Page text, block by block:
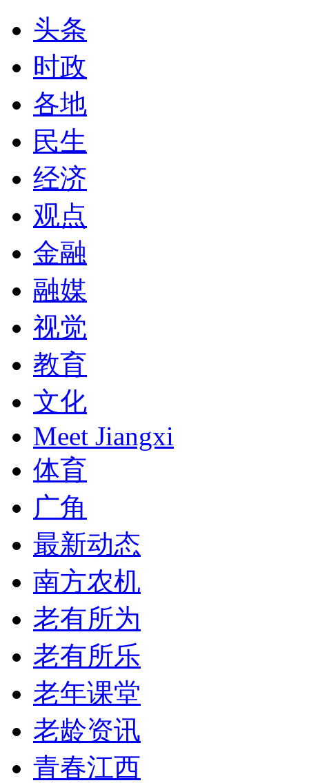
头条
时政
各地
民生
经济
观点
金融
融媒
视觉
教育
文化
Meet Jiangxi
体育
广角
最新动态
南方农机
老有所为
老有所乐
老年课堂
老龄资讯
青春江西